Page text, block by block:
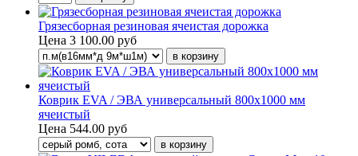
Грязесборная резиновая ячеистая дорожка
Цена 3 100.00 руб
Коврик EVA / ЭВА универсальный 800х1000 мм
ячеистый
Цена 544.00 руб